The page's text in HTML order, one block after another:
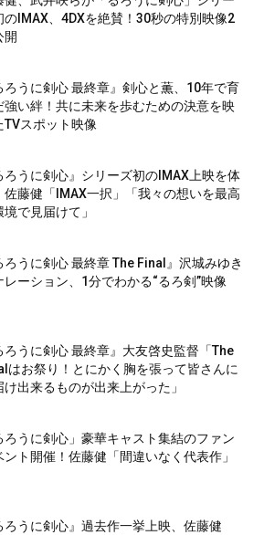
のIMAX、4DXを絶賛！30秒の特別映像2
開
ろうに剣心 最終章』剣心と薫、10年で育
強い絆！共に未来を歩むための決意を映
TVスポット映像
ろうに剣心』シリーズ初のIMAX上映を体
佐藤健「IMAX一択」「我々の想いを最高
境で見届けて」
ろうに剣心 最終章 The Final』沢城みゆき
レーション、1分でわかる“るろ剣”映像
ろうに剣心 最終章』大友啓史監督「The
はお祭り！とにかく胸を張って皆さんに
け出来るものが出来上がった」
ろうに剣心」豪華キャスト集結のファン
ント開催！佐藤健「間違いなく代表作」
ろうに剣心』過去作一挙上映、佐藤健